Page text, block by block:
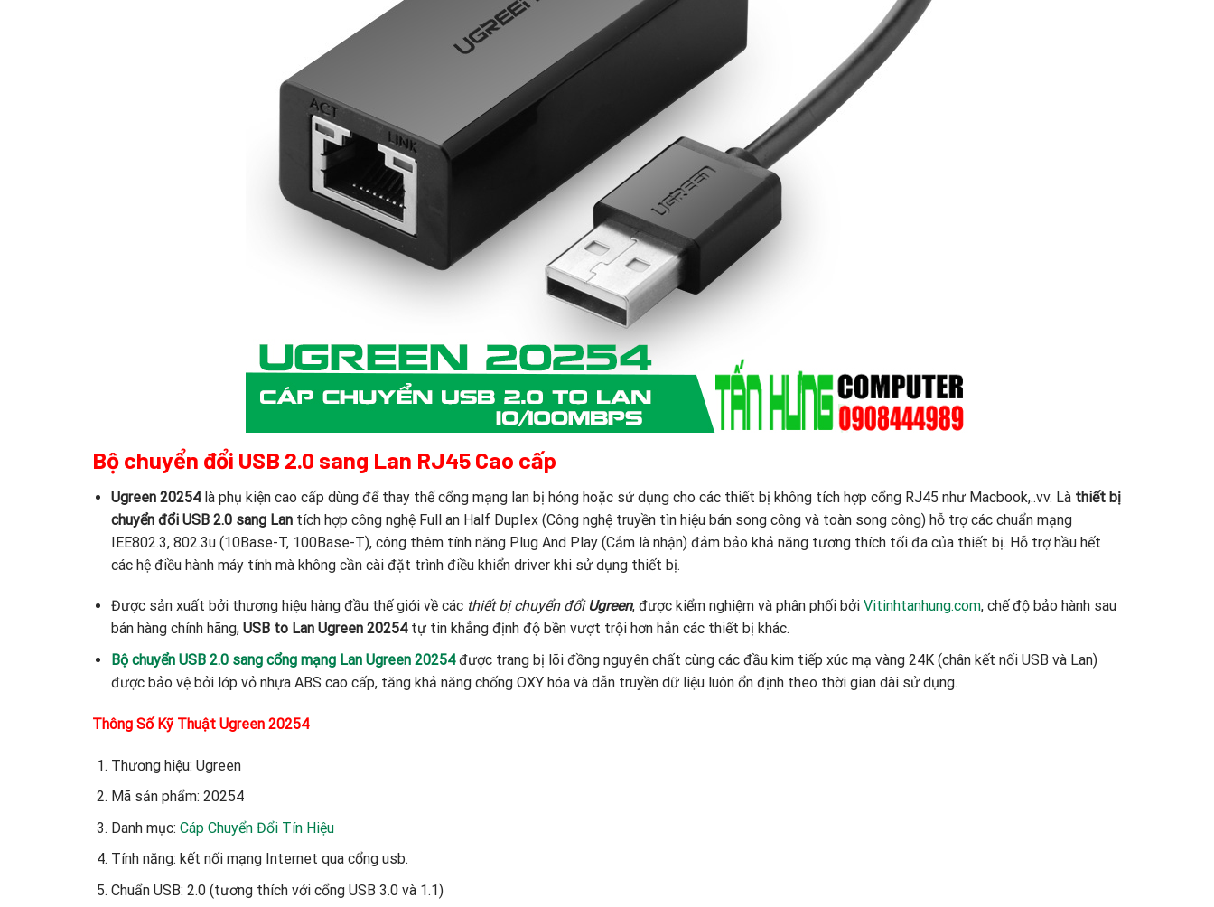
Bộ chuyển đổi USB 2.0 sang Lan RJ45 Cao cấp
Ugreen 20254là phụ kiện cao cấp dùng để thay thế cổng mạng lan bị hỏng hoặc sử dụng cho các thiết bị không tích hợp cổng RJ45 như Macbook,..vv. Là thiết bị
chuyển đổi USB 2.0 sang Lan tích hợp công nghệ Full an Half Duplex (Công nghệ truyền tìn hiệu bán song công và toàn song công) hỗ trợ các chuẩn mạng
IEE802.3, 802.3u (10Base-T, 100Base-T), công thêm tính năng Plug And Play (Cắm là nhận) đảm bảo khả năng tương thích tối đa của thiết bị. Hỗ trợ hầu hết
các hệ điều hành máy tính mà không cần cài đặt trình điều khiển driver khi sử dụng thiết bị.
Được sản xuất bởi thương hiệu hàng đầu thế giới về các thiết bị chuyển đổiUgreen, được kiểm nghiệm và phân phối bởi Vitinhtanhung.com, chế độ bảo hành sau
bán hàng chính hãng,USB to Lan Ugreen 20254tự tin khẳng định độ bền vượt trội hơn hẳn các thiết bị khác.
Bộ chuyển USB 2.0 sang cổng mạng Lan Ugreen 20254được trang bị lõi đồng nguyên chất cùng các đầu kim tiếp xúc mạ vàng 24K (chân kết nối USB và Lan)
được bảo vệ bởi lớp vỏ nhựa ABS cao cấp, tăng khả năng chống OXY hóa và dẫn truyền dữ liệu luôn ổn định theo thời gian dài sử dụng.
Thông Số Kỹ Thuật Ugreen 20254
Thương hiệu: Ugreen
Mã sản phẩm: 20254
Danh mục: Cáp Chuyển Đổi Tín Hiệu
Tính năng: kết nối mạng Internet qua cổng usb.
Chuẩn USB: 2.0 (tương thích với cổng USB 3.0 và 1.1)